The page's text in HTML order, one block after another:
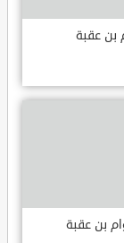
بن عقبة
بن عقبة